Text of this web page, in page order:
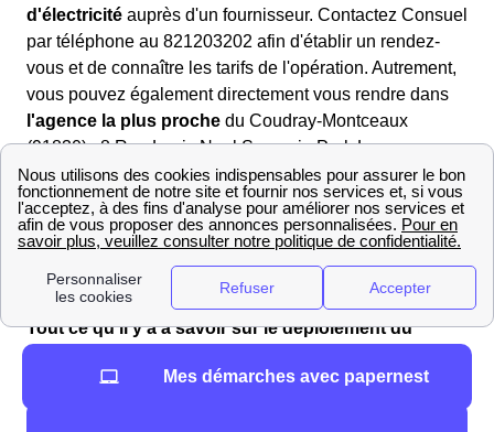
d'électricité auprès d'un fournisseur. Contactez Consuel
par téléphone au 821203202 afin d'établir un rendez-
vous et de connaître les tarifs de l'opération. Autrement,
vous pouvez également directement vous rendre dans
l'agence la plus proche du Coudray-Montceaux
(91830) : 8 Rue Louis Neel Synergie Park Lezennes -
CS 90127 59030 LILLE Cedex
Pensez à bien prendre en compte les horaires
d'ouvertures indiqués ci-dessous : Du lundi au
vendredide 8h à 12h et de 14h à 16h30 (15h30 le
vendredi)
Tout ce qu'il y a à savoir sur le déploiement du
Mes démarches avec papernest